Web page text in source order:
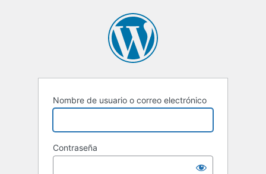
Nombre de usuario o correo electrónico
Contraseña